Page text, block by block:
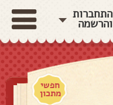
התחברות
והרשמה
חפשי
מתכון